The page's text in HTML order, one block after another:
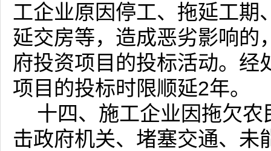
工企业原因停工、拖延工期
延交房等，造成恶劣影响的
府投资项目的投标活动。经
项目的投标时限顺延2年。
十四、施工企业因拖欠
击政府机关、堵塞交通、未